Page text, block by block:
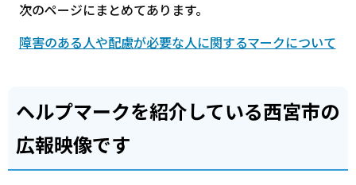
次のページにまとめてあります。
障害のある人や配慮が必要な人に関するマークについて
ヘルプマークを紹介している西宮市の
広報映像です